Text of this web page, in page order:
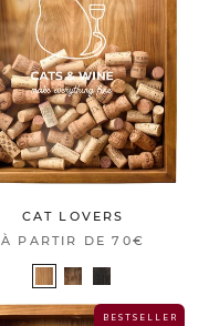
CAT LOVERS
À PARTIR DE70€
B E S T S E L L E R